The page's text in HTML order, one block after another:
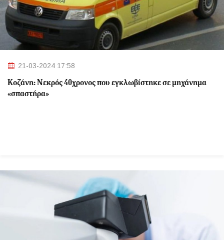
21-03-2024 17:58
Κοζάνη: Νεκρός 40χρονος που εγκλωβίστηκε σε μηχάνημα
«σπαστήρα»